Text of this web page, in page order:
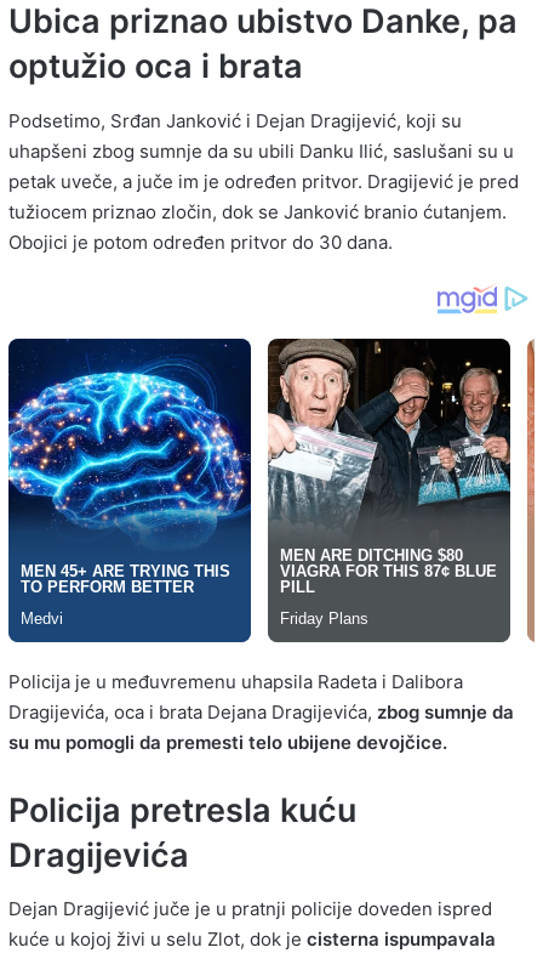
Ubica priznao ubistvo Danke, pa
optužio oca i brata
Podsetimo, Srđan Janković i Dejan Dragijević, koji su
uhapšeni zbog sumnje da su ubili Danku Ilić, saslušani su u
petak uveče, a juče im je određen pritvor. Dragijević je pred
tužiocem priznao zločin, dok se Janković branio ćutanjem.
Obojici je potom određen pritvor do 30 dana.
Policija je u međuvremenu uhapsila Radeta i Dalibora
Dragijevića, oca i brata Dejana Dragijevića, zbog sumnje da
su mu pomogli da premesti telo ubijene devojčice.
Policija pretresla kuću
Dragijevića
Dejan Dragijević juče je u pratnji policije doveden ispred
kuće u kojoj živi u selu Zlot, dok je cisterna ispumpavala